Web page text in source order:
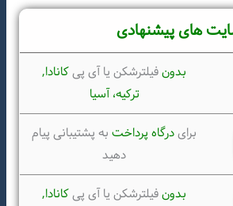
های پیشنهادی
بدونفیلترشکن یا آی پیکانادا,
ترکیه، آسیا
برایدرگاه پرداختبه پشتیبانی پیام
دهید
بدونفیلترشکن یا آی پیکانادا,